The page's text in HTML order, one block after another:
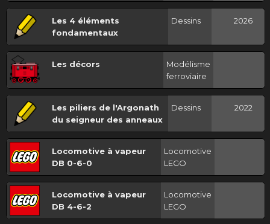
Les 4 éléments
fondamentaux
Dessins 2026
Les décors
Modélisme
ferroviaire
Les piliers de l'Argonath
du seigneur des anneaux
Dessins 2022
Locomotive à vapeur
DB 0-6-0
Locomotive
LEGO
Locomotive à vapeur
DB 4-6-2
Locomotive
LEGO